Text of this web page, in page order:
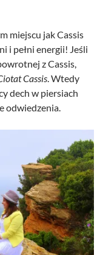
miejscu jak Cassis
i pełni energii! Jeśli
z Cassis,
Cassis . Wtedy
dech w piersiach
odwiedzenia.